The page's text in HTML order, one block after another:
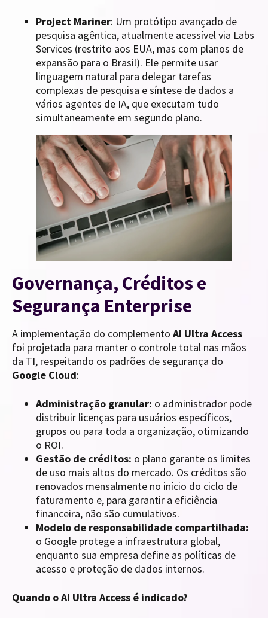
Project Mariner: Um protótipo avançado de
pesquisa agêntica, atualmente acessível via Labs
Services (restrito aos EUA, mas com planos de
expansão para o Brasil). Ele permite usar
linguagem natural para delegar tarefas
complexas de pesquisa e síntese de dados a
vários agentes de IA, que executam tudo
simultaneamente em segundo plano.
Governança, Créditos e
Segurança Enterprise
A implementação do complemento AI Ultra Access
foi projetada para manter o controle total nas mãos
da TI, respeitando os padrões de segurança do
Google Cloud:
Administração granular: o administrador pode
distribuir licenças para usuários específicos,
grupos ou para toda a organização, otimizando
o ROI.
Gestão de créditos: o plano garante os limites
de uso mais altos do mercado. Os créditos são
renovados mensalmente no início do ciclo de
faturamento e, para garantir a eficiência
financeira, não são cumulativos.
Modelo de responsabilidade compartilhada:
o Google protege a infraestrutura global,
enquanto sua empresa define as políticas de
acesso e proteção de dados internos.
Quando o AI Ultra Access é indicado?